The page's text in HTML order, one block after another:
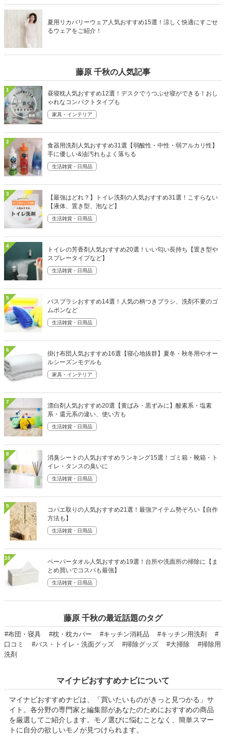
夏用リカバリーウェア人気おすすめ15選！涼しく快適にすごせ
るウェアをご紹介！
藤原 千秋の人気記事
1
昼寝枕人気おすすめ12選！デスクでうつぶせ寝ができる！おし
ゃれなコンパクトタイプも
家具・インテリア
2
食器用洗剤人気おすすめ31選【弱酸性・中性・弱アルカリ性】
手に優しい&油汚れもよく落ちる
生活雑貨・日用品
3
【最強はどれ？】トイレ洗剤の人気おすすめ31選！こすらない
【液体、置き型、泡など】
生活雑貨・日用品
4
トイレの芳香剤人気おすすめ20選！いい匂い長持ち【置き型や
スプレータイプなど】
生活雑貨・日用品
5
バスブラシおすすめ14選！人気の柄つきブラシ、洗剤不要のゴ
ムポンなど
生活雑貨・日用品
6
掛け布団人気おすすめ16選【寝心地抜群】夏冬・秋冬用やオー
ルシーズンモデルも
家具・インテリア
7
漂白剤人気おすすめ20選【黄ばみ・黒ずみに】酸素系・塩素
系・還元系の違い、使い方も
生活雑貨・日用品
8
消臭シートの人気おすすめランキング15選！ゴミ箱・靴箱・ト
イレ・タンスの臭いに
生活雑貨・日用品
9
コバエ取りの人気おすすめ21選！最強アイテム勢ぞろい【自作
方法も】
生活雑貨・日用品
10
ペーパータオル人気おすすめ19選！台所や洗面所の掃除に【ま
とめ買いでコスパも最強】
生活雑貨・日用品
藤原 千秋の最近話題のタグ
#布団・寝具 #枕・枕カバー #キッチン消耗品 #キッチン用洗剤
#
口コミ
#バス・トイレ・洗面グッズ #掃除グッズ #大掃除
#掃除用
洗剤
マイナビおすすめナビについて
マイナビおすすめナビは、「買いたいものがきっと見つかる」サ
イト。各分野の専門家と編集部があなたのためにおすすめの商品
を厳選してご紹介します。モノ選びに悩むことなく、簡単スマー
トに自分の欲しいモノが見つけられます。